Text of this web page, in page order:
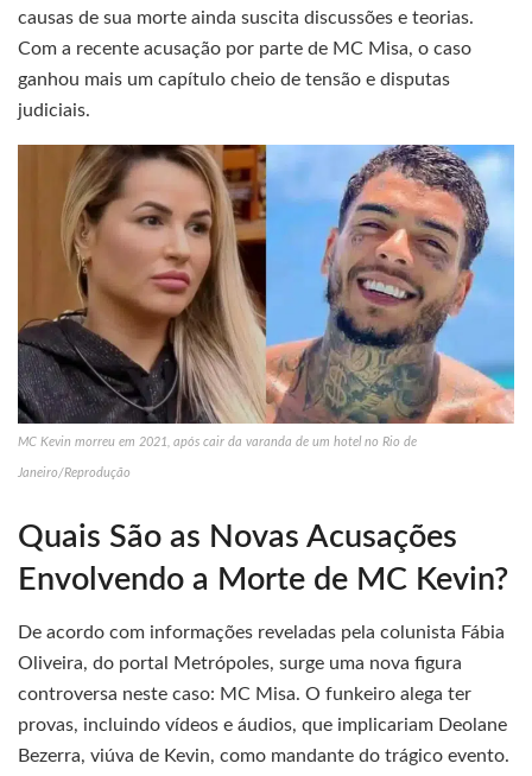
causas de sua morte ainda suscita discussões e teorias.
Com a recente acusação por parte de MC Misa, o caso
ganhou mais um capítulo cheio de tensão e disputas
judiciais.
MC Kevin morreu em 2021, após cair da varanda de um hotel no Rio de
Janeiro/Reprodução
Quais São as Novas Acusações
Envolvendo a Morte de MC Kevin?
De acordo com informações reveladas pela colunista Fábia
Oliveira, do portal Metrópoles, surge uma nova figura
controversa neste caso: MC Misa. O funkeiro alega ter
provas, incluindo vídeos e áudios, que implicariam Deolane
Bezerra, viúva de Kevin, como mandante do trágico evento.